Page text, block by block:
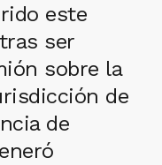
este
ser
sobre la
de
de